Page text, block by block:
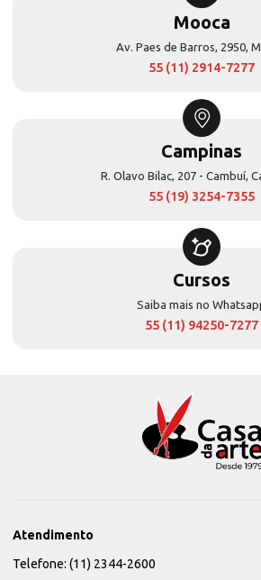
Mooca
Av. Paes de Barros, 2950,
55 (11) 2914-7277
Campinas
R. Olavo Bilac, 207 - Cambuí,
55 (19) 3254-7355
Cursos
Saiba mais no
55 (11) 94250-7277
Atendimento
Telefone: (11) 2344-2600